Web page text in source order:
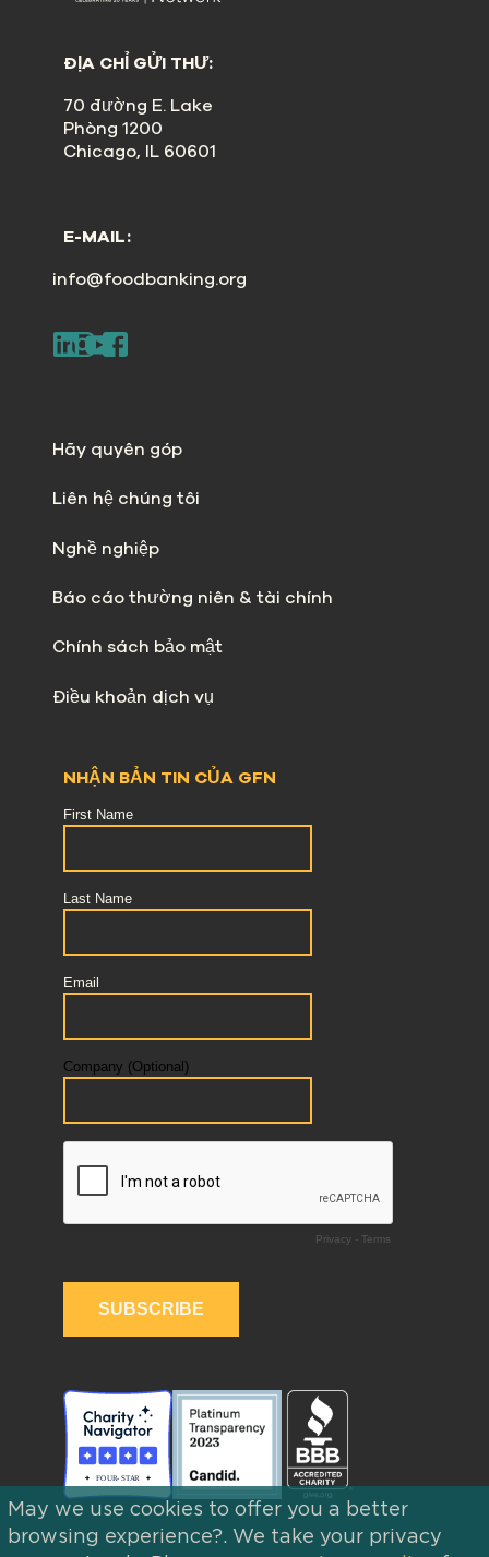
ĐỊA CHỈ GỬI THƯ:
70 đường E. Lake
Phòng 1200
Chicago, IL 60601
E-MAIL:
info@foodbanking.org
Hãy quyên góp
Liên hệ chúng tôi
Nghề nghiệp
Báo cáo thường niên & tài chính
Chính sách bảo mật
Điều khoản dịch vụ
NHẬN BẢN TIN CỦA GFN
May we use cookies to offer you a better
browsing experience?. We take your privacy